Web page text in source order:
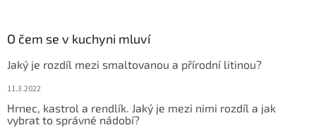
O čem se v kuchyni mluví
Jaký je rozdíl mezi smaltovanou a přírodní litinou?
11.3.2022
Hrnec, kastrol a rendlík. Jaký je mezi nimi rozdíl a jak
vybrat to správné nádobí?